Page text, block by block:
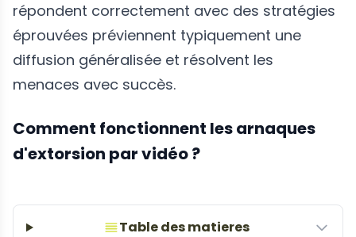
répondent correctement avec des stratégies
éprouvées préviennent typiquement une
diffusion généralisée et résolvent les
menaces avec succès.
Comment fonctionnent les arnaques
d'extorsion par vidéo ?
Table des matieres